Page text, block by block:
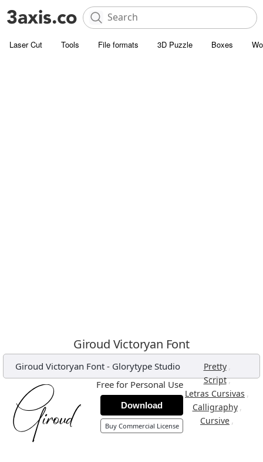
Laser Cut Tools File formats 3D Puzzle Boxes
Giroud Victoryan Font
Giroud Victoryan Font - Glorytype Studio Pretty ,
Script,
Letras Cursivas ,
Calligraphy ,
Cursive ,
Free for Personal Use
Download
Buy Commercial License